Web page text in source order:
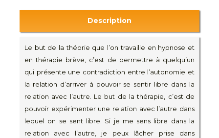
Description
Le but de la théorie que l’on travaille en hypnose et
en thérapie brève, c’est de permettre à quelqu’un
qui présente une contradiction entre l’autonomie et
la relation d’arriver à pouvoir se sentir libre dans la
relation avec l’autre. Le but de la thérapie, c’est de
pouvoir expérimenter une relation avec l’autre dans
lequel on se sent libre. Si je me sens libre dans la
relation avec l’autre, je peux lâcher prise dans